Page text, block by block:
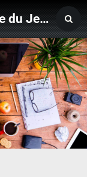
Association Internationale du Jeu de Ficelle